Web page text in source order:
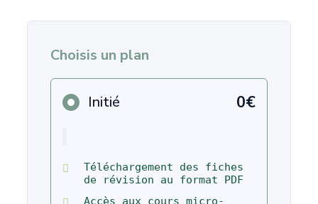
Choisis un plan
Initié 0€
Téléchargement des fiches
de révision au format PDF
Accès aux cours micro-